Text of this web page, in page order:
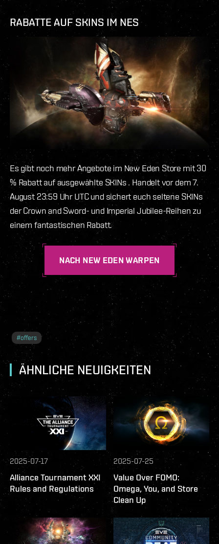
RABATTE AUF SKINS IM NES
Es gibt noch mehr Angebote im New Eden Store mit 30
% Rabatt auf ausgewählte SKINs . Handelt vor dem 7.
August 23:59 Uhr UTC und sichert euch seltene SKINs
der Crown and Sword- und Imperial Jubilee-Reihen zu
einem fantastischen Rabatt.
NACH NEW EDEN WARPEN
#offers
ÄHNLICHE NEUIGKEITEN
2025-07-17
Alliance Tournament XXI
Rules and Regulations
2025-07-25
Value Over FOMO:
Omega, You, and Store
Clean Up